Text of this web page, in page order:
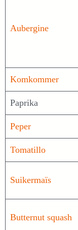
Aubergine
Komkommer
Paprika
Peper
Tomatillo
Suikermaïs
Butternut squash